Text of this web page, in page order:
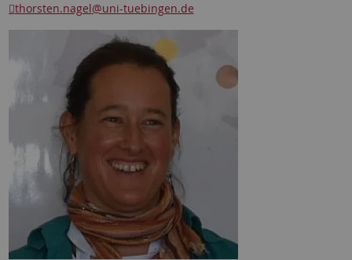
thorsten.nagel@uni-tuebingen.de